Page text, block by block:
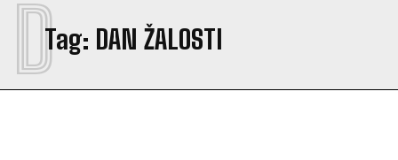
Tag: DAN ŽALOSTI
D